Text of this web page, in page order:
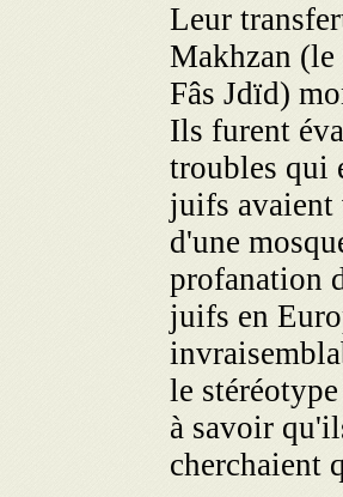
Leur
Makhzan
Fâs Jdïd)
Ils furent
troubles qui
juifs avaient
d'une
profanation
juifs en
le
à savoir
cherchaient